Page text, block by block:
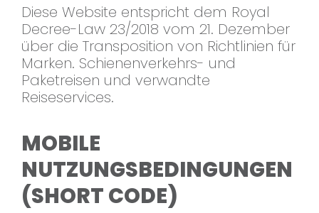
Diese Website entspricht dem Royal
Decree-Law 23/2018 vom 21. Dezember
über die Transposition von Richtlinien für
Marken. Schienenverkehrs- und
Paketreisen und verwandte
Reiseservices.
MOBILE
NUTZUNGSBEDINGUNGEN
(SHORT CODE)